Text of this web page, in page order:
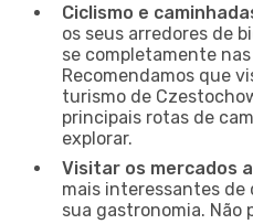
Ciclismo e
os seus arredores de
se completamente
Recomendamos que
turismo de
principais rotas de
explorar.
Visitar os mercados
mais interessantes
sua gastronomia. Não